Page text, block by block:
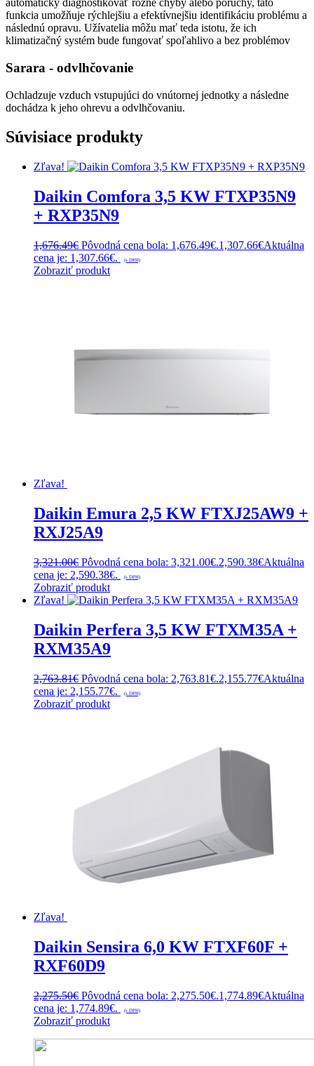
automaticky diagnostikovať rôzne chyby alebo poruchy, táto
funkcia umožňuje rýchlejšiu a efektívnejšiu identifikáciu problému a
následnú opravu. Užívatelia môžu mať teda istotu, že ich
klimatizačný systém bude fungovať spoľahlivo a bez problémov
Sarara - odvlhčovanie
Ochladzuje vzduch vstupujúci do vnútornej jednotky a následne
dochádza k jeho ohrevu a odvlhčovaniu.
Súvisiace produkty
Zľava!
Daikin Comfora 3,5 KW FTXP35N9
+ RXP35N9
1,676.49€ Pôvodná cena bola: 1,676.49€.1,307.66€Aktuálna
cena je: 1,307.66€.
(s DPH)
Zobraziť produkt
Zľava!
Daikin Emura 2,5 KW FTXJ25AW9 +
RXJ25A9
3,321.00€ Pôvodná cena bola: 3,321.00€.2,590.38€Aktuálna
cena je: 2,590.38€.
(s DPH)
Zobraziť produkt
Zľava!
Daikin Perfera 3,5 KW FTXM35A +
RXM35A9
2,763.81€ Pôvodná cena bola: 2,763.81€.2,155.77€Aktuálna
cena je: 2,155.77€.
(s DPH)
Zobraziť produkt
Zľava!
Daikin Sensira 6,0 KW FTXF60F +
RXF60D9
2,275.50€ Pôvodná cena bola: 2,275.50€.1,774.89€Aktuálna
cena je: 1,774.89€.
(s DPH)
Zobraziť produkt